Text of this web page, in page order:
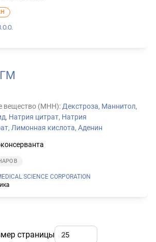
вещество (МНН): Декстроза, Маннитол,
, Натрия цитрат, Натрия
, Лимонная кислота, Аденин
SCIENCE CORPORATION
страницы